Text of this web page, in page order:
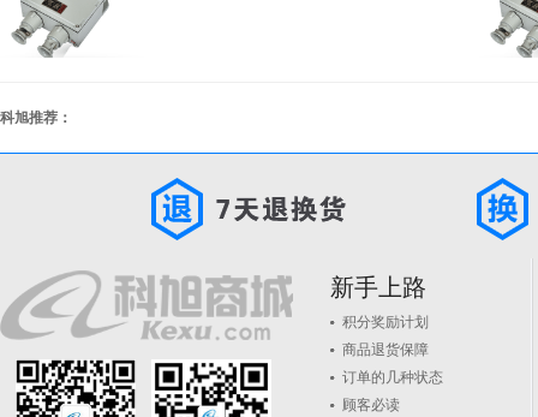
科旭推荐：
新手上路
积分奖励计划
商品退货保障
订单的几种状态
顾客必读